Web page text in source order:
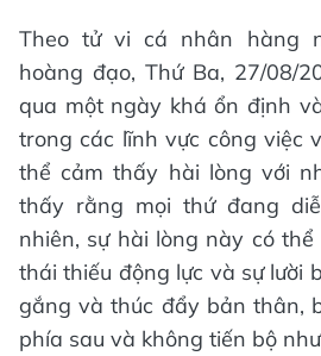
Theo tử vi cá nhân hàng
hoàng đạo, Thứ Ba, 27/08/
qua một ngày khá ổn định
trong các lĩnh vực công việc
thể cảm thấy hài lòng với
thấy rằng mọi thứ đang
nhiên, sự hài lòng này có
thái thiếu động lực và sự lười
gắng và thúc đẩy bản thân,
phía sau và không tiến bộ